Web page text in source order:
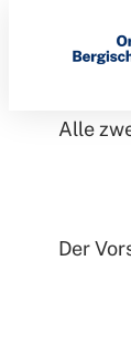
Alle
Der